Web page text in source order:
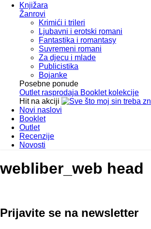
Knjižara
Žanrovi
Krimići i trileri
Ljubavni i erotski romani
Fantastika i romantasy
Suvremeni romani
Za djecu i mlade
Publicistika
Bojanke
Posebne ponude
Outlet rasprodaja Booklet kolekcije
Hit na akciji
Novi naslovi
Booklet
Outlet
Recenzije
Novosti
webliber_web head
Prijavite se na newsletter